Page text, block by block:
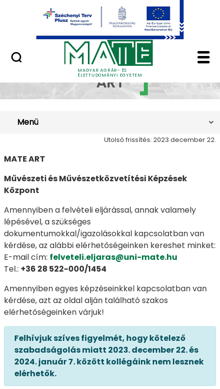
Ugrás a fő tartalomhoz
MAGYAR AGRÁR- ÉS
ÉLETTUDOMÁNYI EGYETEM
Minőségügy
ART - Magyar Agrár-
MATE
ART
Menü
Utolsó frissítés: 2023 december 22.
MATE ART
Művészeti és Művészetközvetítési Képzések
Központ
Amennyiben a felvételi eljárással, annak valamely
lépésével, a szükséges
dokumentumokkal/igazolásokkal kapcsolatban van
kérdése, az alábbi elérhetőségeinken kereshet minket:
E-mail cím: felveteli.eljaras@uni-mate.hu
Tel.: +36 28 522-000/1454
Amennyiben egyes képzéseinkkel kapcsolatban van
kérdése, azt az oldal alján található szakos
elérhetőségeinken várjuk!
Felhívjuk szíves figyelmét, hogy kötelező
szabadságolás miatt 2023. december 22. és
2024. január 7. között kollégáink nem lesznek
elérhetők.